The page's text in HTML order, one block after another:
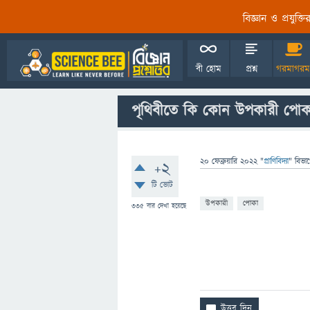
বিজ্ঞান ও
বী হোম প্রশ্ন
পৃথিবীতে কি কোন উপকারী
+2
টি ভোট
335 বার দেখা হয়েছে
20 ফেব্রুয়ারি 2022 "প্রাণিবিদ্যা"
উপকারী পোকা